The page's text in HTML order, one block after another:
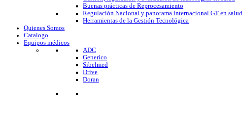
Buenas prácticas de Reprocesamiento
Regulación Nacional y panorama internacional GT en salud
Herramientas de la Gestión Tecnológica
Quienes Somos
Catalogo
Equipos médicos
ADC
Generico
Sibelmed
Drive
Doran